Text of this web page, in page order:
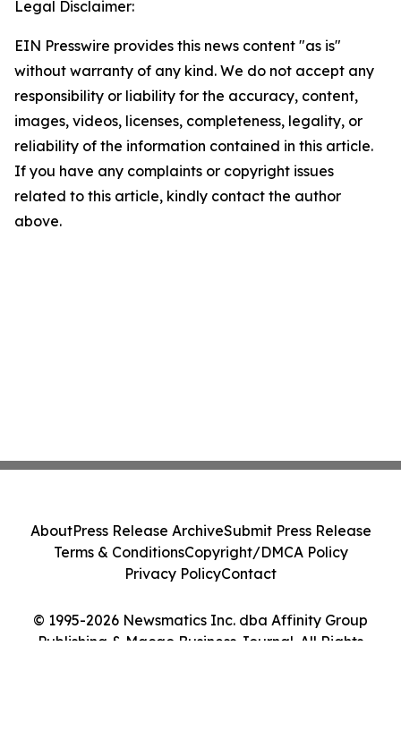
Legal Disclaimer:
EIN Presswire provides this news content "as is"
without warranty of any kind. We do not accept any
responsibility or liability for the accuracy, content,
images, videos, licenses, completeness, legality, or
reliability of the information contained in this article.
If you have any complaints or copyright issues
related to this article, kindly contact the author
above.
© 1995-2026 Newsmatics Inc. dba Affinity Group
Publishing & Macao Business Journal. All Rights
AboutPress Release ArchiveSubmit Press Release
Terms & ConditionsCopyright/DMCA Policy
Privacy PolicyContact